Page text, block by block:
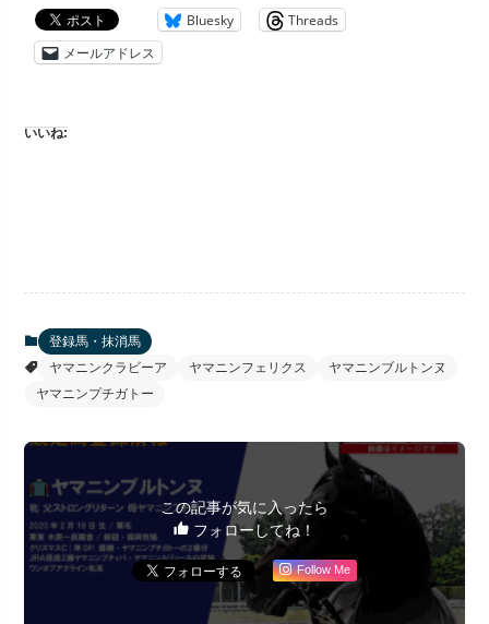
Bluesky
Threads
メールアドレス
いいね:
登録馬・抹消馬
ヤマニンクラビーア
ヤマニンフェリクス
ヤマニンブルトンヌ
ヤマニンプチガトー
この記事が気に入ったら
フォローしてね！
Follow Me